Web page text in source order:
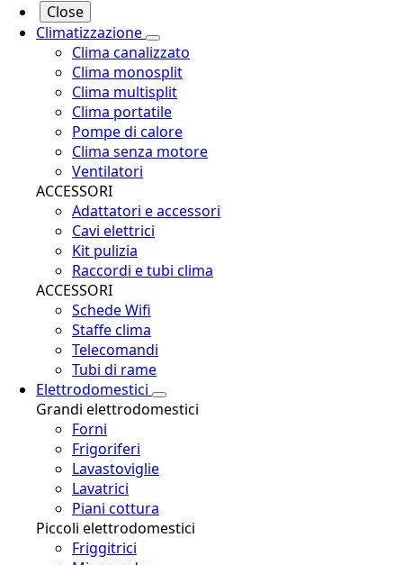
Close
Climatizzazione
Clima canalizzato
Clima monosplit
Clima multisplit
Clima portatile
Pompe di calore
Clima senza motore
Ventilatori
ACCESSORI
Adattatori e accessori
Cavi elettrici
Kit pulizia
Raccordi e tubi clima
ACCESSORI
Schede Wifi
Staffe clima
Telecomandi
Tubi di rame
Elettrodomestici
Grandi elettrodomestici
Forni
Frigoriferi
Lavastoviglie
Lavatrici
Piani cottura
Piccoli elettrodomestici
Friggitrici